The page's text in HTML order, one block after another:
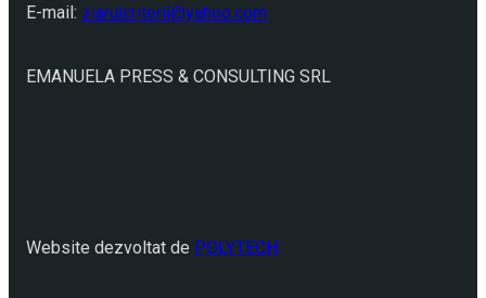
E-mail: ziarulcriterii@yahoo.com
EMANUELA PRESS & CONSULTING SRL
Website dezvoltat de POLYTECH